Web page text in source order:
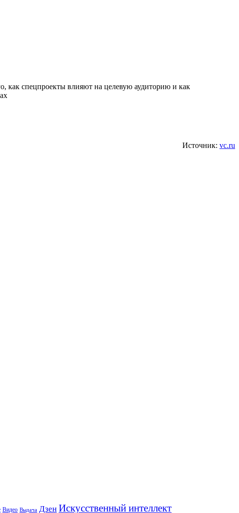
как спецпроекты влияют на целевую аудиторию и как
Источник: vc.ru
Видео Выдача Дзен Искусственный интеллект